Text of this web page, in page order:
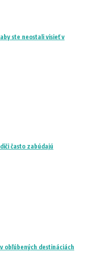
ste neostali visieť v
často zabúdajú
obľúbených destináciách